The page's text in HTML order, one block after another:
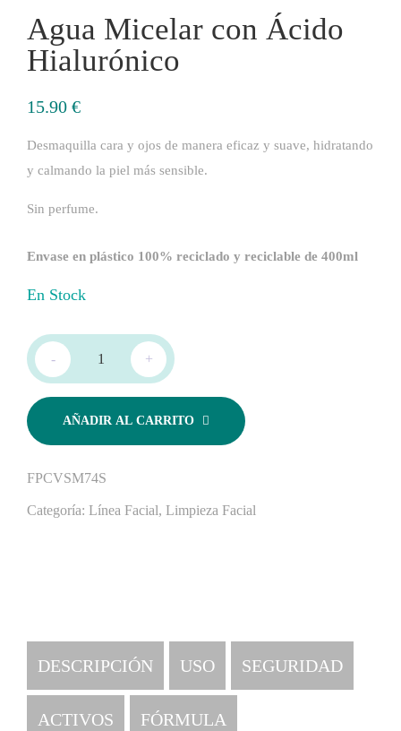
Agua Micelar con Ácido
Hialurónico
15.90 €
Desmaquilla cara y ojos de manera eficaz y suave, hidratando
y calmando la piel más sensible.
Sin perfume.​
Envase en plástico 100% reciclado y reciclable de 400ml
En Stock
- +
AÑADIR AL CARRITO
FPCVSM74S
Categoría: Línea Facial, Limpieza Facial
DESCRIPCIÓN USO SEGURIDAD
ACTIVOS FÓRMULA